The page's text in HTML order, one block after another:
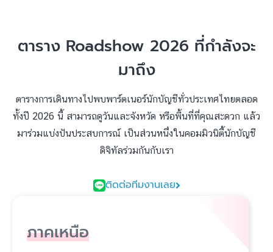
ตาราง Roadshow 2026 ที่กำลังจะ
มาถึง
ตารางการเดินทางไปพบพาร์ตเนอร์นักบัญชีทั่วประเทศไทยตลอด
ทั้งปี 2026 นี้ สามารถดูวันและจังหวัด หรือพื้นที่ที่คุณสะดวก แล้ว
มาร่วมแบ่งปันประสบการณ์ เป็นส่วนหนึ่งในคอมมิวนิตี้นักบัญชี
ดิจิทัลร่วมกันกับเรา
ติดต่อทีมงานเลย
ภาคเหนือ